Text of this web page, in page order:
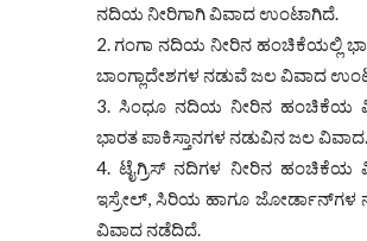
ನದಿಯ ನೀರಿಗಾಗಿ ವಿವಾದ ಉಂಟಾಗಿದೆ.
ಗಂಗಾ ನದಿಯ ನೀರಿನ ಹಂಚಿಕೆಯಲ್ಲಿ
ಬಾಂಗ್ಲಾದೇಶಗಳ ನಡುವೆ ಜಲ ವಿವಾದ
ಸಿಂಧೂ ನದಿಯ ನೀರಿನ ಹಂಚಿಕೆಯ
ಭಾರತ ಪಾಕಿಸ್ತಾನಗಳ ನಡುವಿನ ಜಲ ವಿವಾದ.
ಟೈಗ್ರಿಸ್ ನದಿಗಳ ನೀರಿನ ಹಂಚಿಕೆಯ
ಇಸ್ರೇಲ್, ಸಿರಿಯ ಹಾಗೂ ಜೋರ್ಡಾನ್‌ಗಳ
ವಿವಾದ ನಡೆದಿದೆ.